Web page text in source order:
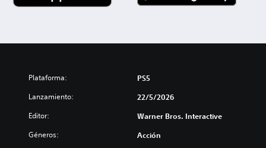
Plataforma: PS5
Lanzamiento: 22/5/2026
Editor: Warner Bros. Interactive
Géneros: Acción